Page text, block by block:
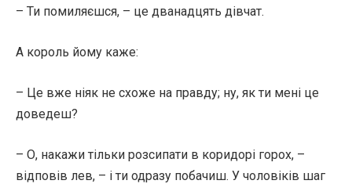
– Ти помиляєшся, – це дванадцять дівчат.
А король йому каже:
– Це вже ніяк не схоже на правду; ну, як ти мені це
доведеш?
– О, накажи тільки розсипати в коридорі горох, –
відповів лев, – і ти одразу побачиш. У чоловіків шаг